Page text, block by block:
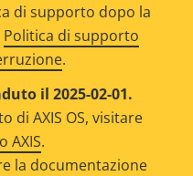
di supporto dopo la
Politica di supporto
.
il 2025-02-01.
di AXIS OS, visitare
AXIS.
la documentazione